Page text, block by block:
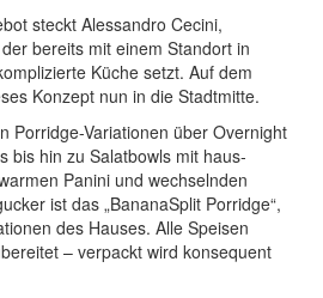
steckt Alessandro Cecini,
bereits mit einem Standort in
Küche setzt. Auf dem
Konzept nun in die Stadtmitte.
Porridge-Varia­tionen über Overnight
bis hin zu Salatbowls mit haus­
Panini und wech­selnden
ist das „BananaSplit Porridge“,
des Hauses. Alle Speisen
– verpackt wird konse­quent